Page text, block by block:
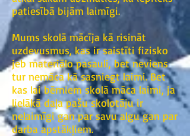
patiesībā bijām laimīgi.
Mums skolā mācīja kā risināt
uzdevusmus, kas ir saistīti fizisko
jeb materiālo pasauli, bet neviens
tur nemāca kā sasniegt laimi. Bet
kas lai bērniem skolā māca laimi, ja
lielākā daļa pašu skolotāju ir
nelaimīgi gan par savu algu gan par
darba apstākļiem.